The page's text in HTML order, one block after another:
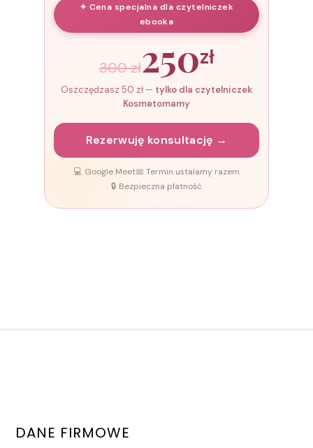
✦ Cena specjalna dla czytelniczek
ebooka
300 zł250zł
Oszczędzasz 50 zł — tylko dla czytelniczek
Kosmetomamy
Rezerwuję konsultację →
💻 Google Meet📅 Termin ustalamy razem
🔒 Bezpieczna płatność
DANE FIRMOWE